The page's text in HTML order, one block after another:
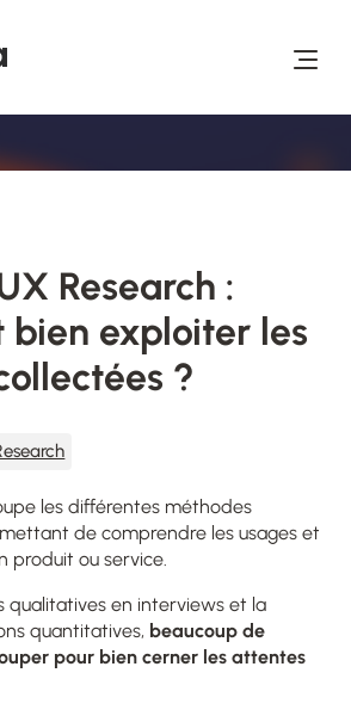
Research :
bien exploiter les
?
les différentes méthodes
de comprendre les usages et
produit ou service.
qualitatives en interviews et la
quantitatives, beaucoup de
pour bien cerner les attentes